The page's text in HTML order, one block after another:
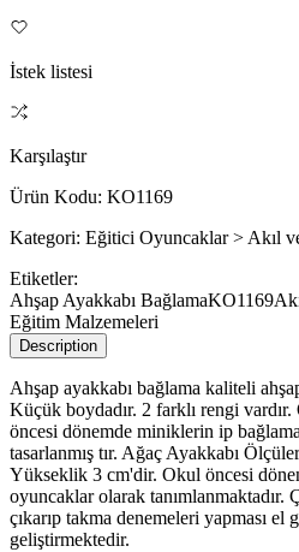
İstek listesi
Karşılaştır
Ürün Kodu: KO1169
Kategori: Eğitici Oyuncaklar > Akıl
Etiketler:
Ahşap Ayakkabı BağlamaKO1169
Eğitim Malzemeleri
Description
Ahşap ayakkabı bağlama kaliteli
Küçük boydadır. 2 farklı rengi
öncesi dönemde miniklerin ip
tasarlanmış tır. Ağaç Ayakkabı
Yükseklik 3 cm'dir. Okul öncesi
oyuncaklar olarak tanımlanmaktadır.
çıkarıp takma denemeleri yapması el
geliştirmektedir.